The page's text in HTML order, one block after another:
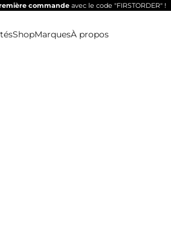
commande avec le code "FIRSTORDER" !
ShopMarquesÀ propos